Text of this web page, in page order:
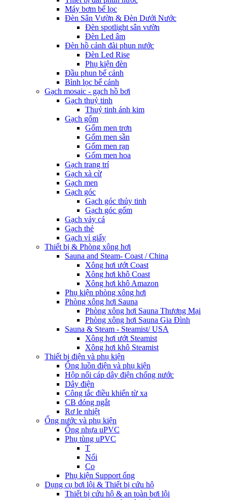
Máy bơm bể lọc
Đèn Sân Vườn & Đèn Dưới Nước
Đèn spotlight sân vườn
Đèn Led âm
Đèn hồ cảnh đài phun nước
Đèn Led Rise
Phụ kiện đèn
Đầu phun bể cảnh
Bình lọc bể cảnh
Gạch mosaic - gạch hồ bơi
Gạch thuỷ tinh
Thuỷ tinh ánh kim
Gạch gốm
Gốm men trơn
Gốm men sần
Gốm men rạn
Gốm men hoa
Gạch trang trí
Gạch xà cừ
Gạch men
Gạch góc
Gạch góc thủy tinh
Gạch góc gốm
Gạch vảy cá
Gạch thẻ
Gạch vỉ giấy
Thiết bị & Phòng xông hơi
Sauna and Steam- Coast / China
Xông hơi ướt Coast
Xông hơi khô Coast
Xông hơi khô Amazon
Phụ kiện phòng xông hơi
Phòng xông hơi Sauna
Phòng xông hơi Sauna Thương Mại
Phòng xông hơi Sauna Gia Đình
Sauna & Steam - Steamist/ USA
Xông hơi ướt Steamist
Xông hơi khô Steamist
Thiết bị điện và phụ kiện
Ống luồn điện và phụ kiện
Hộp nối cáp dây điện chống nước
Dây điện
Công tắc điều khiển từ xa
CB đóng ngắt
Rơ le nhiệt
Ống nước và phụ kiện
Ống nhựa uPVC
Phụ tùng uPVC
T
Nối
Co
Phụ kiện Support ống
Dụng cụ bơi lội & Thiết bị cứu hộ
Thiết bị cứu hộ & an toàn bơi lội